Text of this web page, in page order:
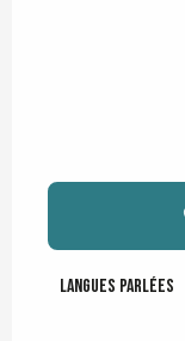
Langues parlées
Langues parlées